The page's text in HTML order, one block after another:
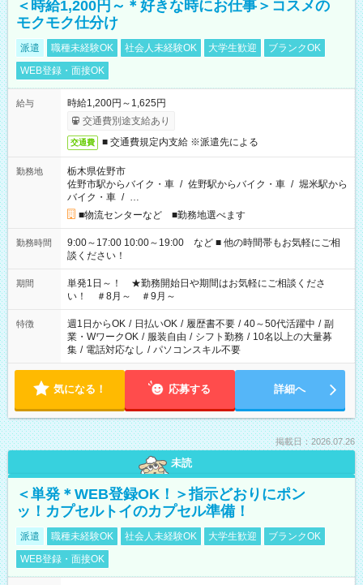
＜時給1,200円～＊好きな時にお仕事＞コスメの
モクモク仕分け
派遣 職種未経験OK 社会人未経験OK 大学生歓迎
ブランクOK
WEB登録・面接OK
給与
時給1,200円～1,625円
交通費別途支給あり
交通費 ■ 交通費規定内支給 ※派遣先による
勤務地
栃木県佐野市
佐野市駅からバイク・車 / 佐野駅からバイク・車 / 堀米駅から
バイク・車 / …
■物流センターなど ■勤務地選べます
勤務時間
9:00～17:00 10:00～19:00 など ■ 他の時間帯もお気軽にご相
談ください！
期間
単発1日～！ ★勤務開始日や期間はお気軽にご相談くださ
い！ ＃8月～ ＃9月～
特徴 週1日からOK / 日払いOK / 履歴書不要 / 40～50代活躍中 / 副
業・WワークOK / 服装自由 / シフト勤務 / 10名以上の大量募
集 / 電話対応なし / パソコンスキル不要
気になる！ 応募する 詳細へ
掲載日：2026.07.26
未読
＜単発＊WEB登録OK！＞指示どおりにポン
ッ！カプセルトイのカプセル準備！
派遣 職種未経験OK 社会人未経験OK 大学生歓迎
ブランクOK
WEB登録・面接OK